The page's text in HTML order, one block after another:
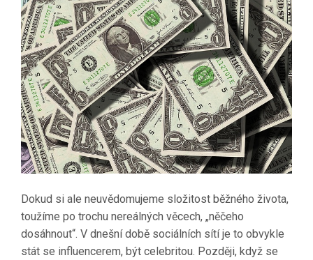
Dokud si ale neuvědomujeme složitost běžného života,
toužíme po trochu nereálných věcech, „něčeho
dosáhnout“. V dnešní době sociálních sítí je to obvykle
stát se influencerem, být celebritou. Později, když se